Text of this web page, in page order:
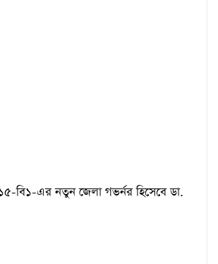
৩১৫-বি১-এর নতুন জেলা গভর্নর হিসেবে ডা.